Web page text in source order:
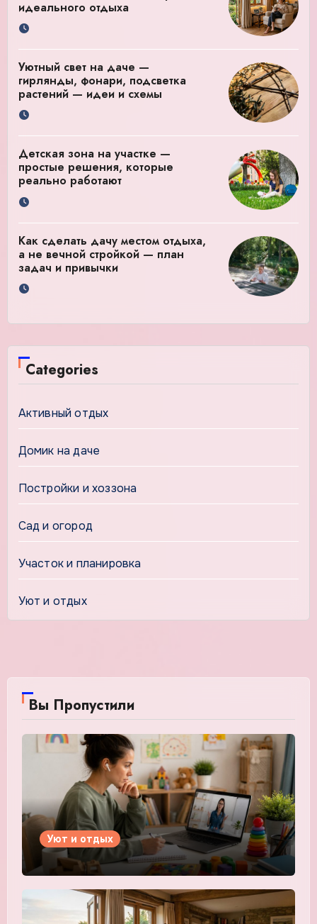
идеального отдыха
Уютный свет на даче —
гирлянды, фонари, подсветка
растений — идеи и схемы
Детская зона на участке —
простые решения, которые
реально работают
Как сделать дачу местом отдыха,
а не вечной стройкой — план
задач и привычки
Categories
Активный отдых
Домик на даче
Постройки и хоззона
Сад и огород
Участок и планировка
Уют и отдых
Вы Пропустили
Уют и отдых